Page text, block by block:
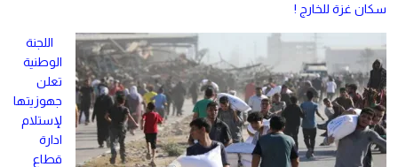
سكان غزة للخارج !
اللجنة
الوطنية
تعلن
جهوزيتها
لإستلام
ادارة
قطاع